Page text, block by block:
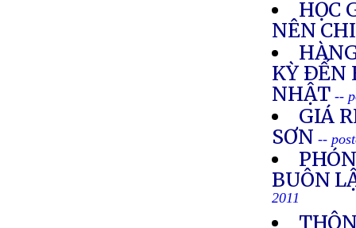
HỌC
NÊN
KỲ ÐẾN
NHẬT--
GIÁ
SƠN--
BUÔN
2011